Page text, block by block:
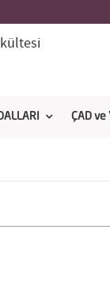
ÇAD ve